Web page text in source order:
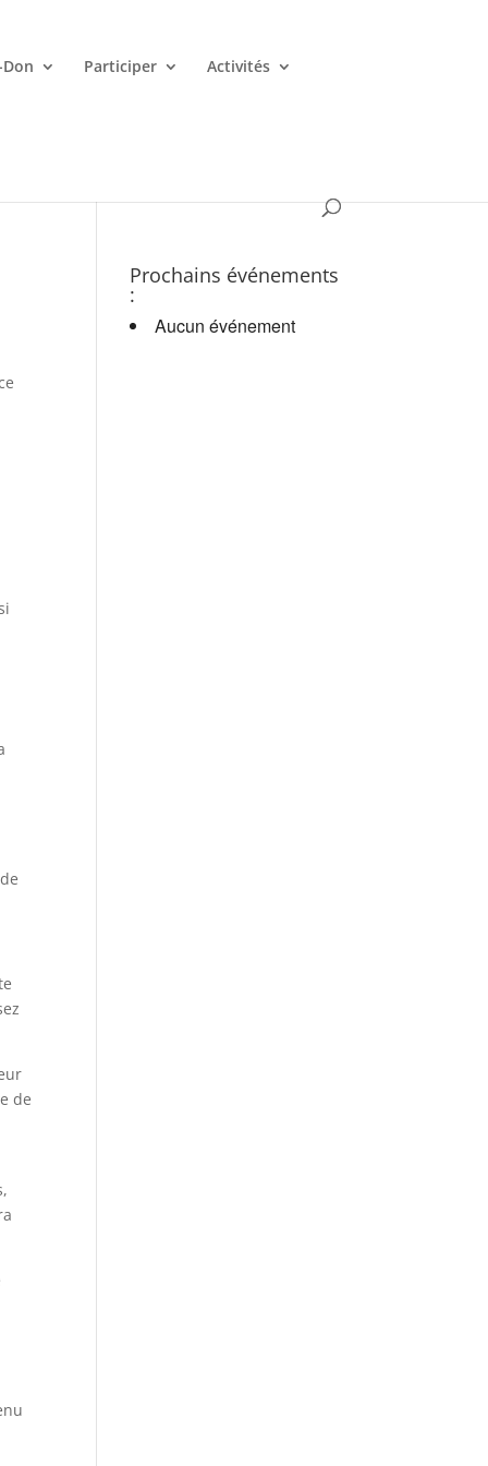
Participer Activités
de
Prochains événements
:
Aucun événement